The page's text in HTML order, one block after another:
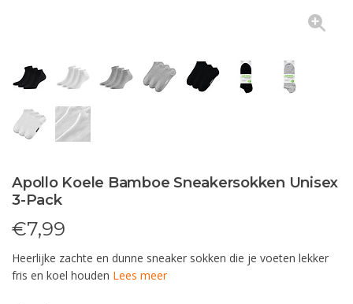
Apollo Koele Bamboe Sneakersokken Unisex
3-Pack
€7,99
Heerlijke zachte en dunne sneaker sokken die je voeten lekker
fris en koel houden Lees meer